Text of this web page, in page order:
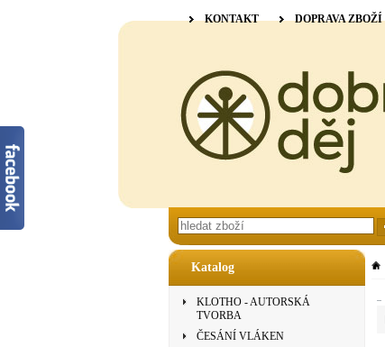
Katalog
KLOTHO - AUTORSKÁ
TVORBA
ČESÁNÍ VLÁKEN
KONTAKT DOPRAVA ZBOŽÍ